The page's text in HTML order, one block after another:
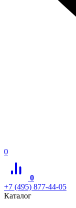
0
0
+7 (495) 877-44-05
Каталог